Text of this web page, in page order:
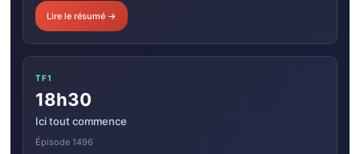
Lire le résumé →
TF1
18h30
Ici tout commence
Épisode 1496